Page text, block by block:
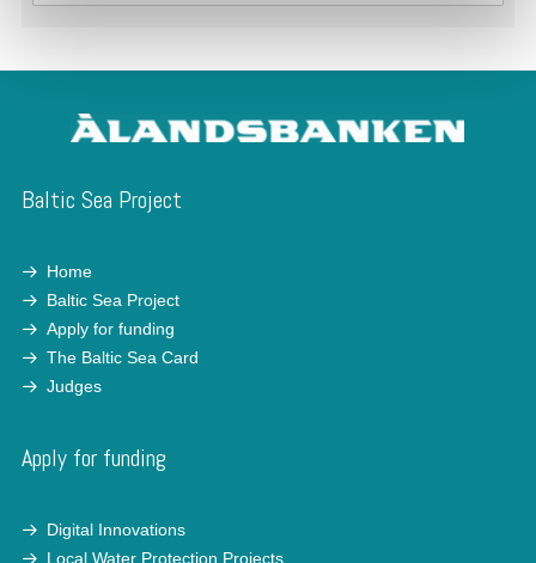
Baltic Sea Project
Home
Baltic Sea Project
Apply for funding
The Baltic Sea Card
Judges
Apply for funding
Digital Innovations
Local Water Protection Projects